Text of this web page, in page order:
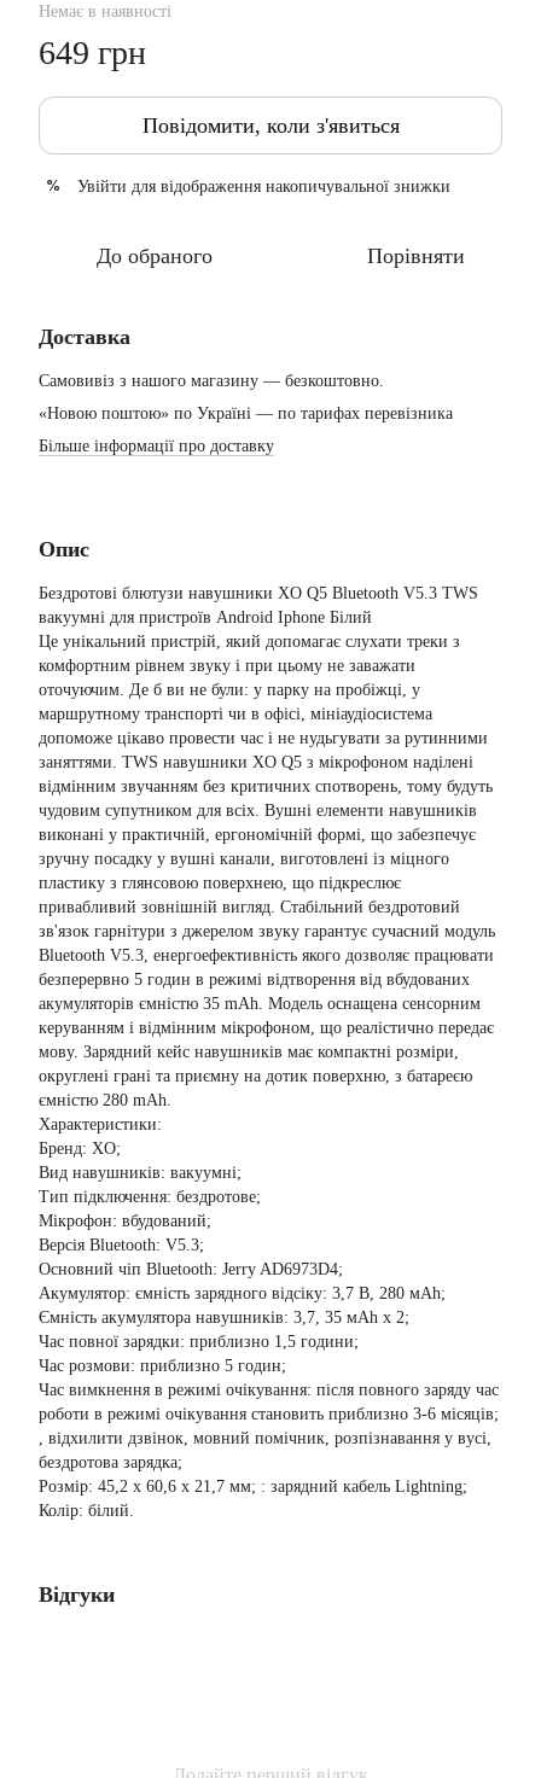
Немає в наявності
649 грн
Повідомити, коли з'явиться
% Увійти для відображення накопичувальної знижки
До обраного Порівняти
Доставка
Самовивіз з нашого магазину — безкоштовно.
«Новою поштою» по Україні — по тарифах перевізника
Більше інформації про доставку
Опис
Бездротові блютузи навушники XO Q5 Bluetooth V5.3 TWS
вакуумні для пристроїв Android Iphone Білий
Це унікальний пристрій, який допомагає слухати треки з
комфортним рівнем звуку і при цьому не заважати
оточуючим. Де б ви не були: у парку на пробіжці, у
маршрутному транспорті чи в офісі, мініаудіосистема
допоможе цікаво провести час і не нудьгувати за рутинними
заняттями. TWS навушники XO Q5 з мікрофоном наділені
відмінним звучанням без критичних спотворень, тому будуть
чудовим супутником для всіх. Вушні елементи навушників
виконані у практичній, ергономічній формі, що забезпечує
зручну посадку у вушні канали, виготовлені із міцного
пластику з глянсовою поверхнею, що підкреслює
привабливий зовнішній вигляд. Стабільний бездротовий
зв'язок гарнітури з джерелом звуку гарантує сучасний модуль
Bluetooth V5.3, енергоефективність якого дозволяє працювати
безперервно 5 годин в режимі відтворення від вбудованих
акумуляторів ємністю 35 mAh. Модель оснащена сенсорним
керуванням і відмінним мікрофоном, що реалістично передає
мову. Зарядний кейс навушників має компактні розміри,
округлені грані та приємну на дотик поверхню, з батареєю
ємністю 280 mAh.
Характеристики:
Бренд: XO;
Вид навушників: вакуумні;
Тип підключення: бездротове;
Мікрофон: вбудований;
Версія Bluetooth: V5.3;
Основний чіп Bluetooth: Jerry AD6973D4;
Акумулятор: ємність зарядного відсіку: 3,7 В, 280 мАh;
Ємність акумулятора навушників: 3,7, 35 мАh x 2;
Час повної зарядки: приблизно 1,5 години;
Час розмови: приблизно 5 годин;
Час вимкнення в режимі очікування: після повного заряду час
роботи в режимі очікування становить приблизно 3-6 місяців;
, відхилити дзвінок, мовний помічник, розпізнавання у вусі,
бездротова зарядка;
Розмір: 45,2 х 60,6 х 21,7 мм; : зарядний кабель Lightning;
Колір: білий.
Відгуки